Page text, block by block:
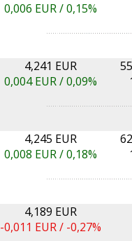
0,006 EUR /0,15%
4,241 EUR
0,004EUR /0,09%
4,245 EUR
0,008 EUR /0,18%
4,189 EUR
-0,011 EUR / -0,27%